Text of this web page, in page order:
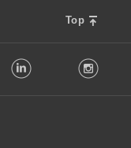
Top
LinkedIn